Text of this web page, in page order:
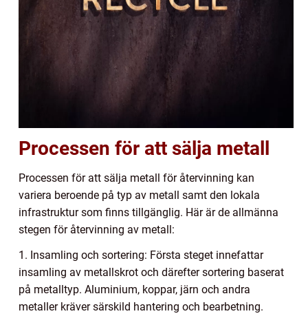
Processen för att sälja metall
Processen för att sälja metall för återvinning kan
variera beroende på typ av metall samt den lokala
infrastruktur som finns tillgänglig. Här är de allmänna
stegen för återvinning av metall:
1. Insamling och sortering: Första steget innefattar
insamling av metallskrot och därefter sortering baserat
på metalltyp. Aluminium, koppar, järn och andra
metaller kräver särskild hantering och bearbetning.